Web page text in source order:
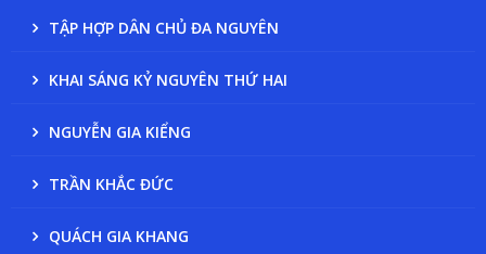
TẬP HỢP DÂN CHỦ ĐA NGUYÊN
KHAI SÁNG KỶ NGUYÊN THỨ HAI
NGUYỄN GIA KIỂNG
TRẦN KHẮC ĐỨC
QUÁCH GIA KHANG